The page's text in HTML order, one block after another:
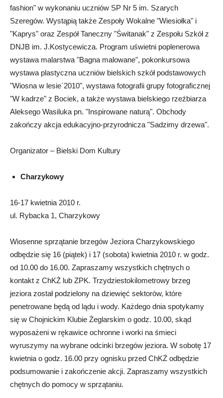
fashion" w wykonaniu uczniów SP Nr 5 im. Szarych
Szeregów. Wystąpią także Zespoły Wokalne "Wiesiołka" i
"Kaprys" oraz Zespół Taneczny "Świtanak" z Zespołu Szkół z
DNJB im. J.Kostycewicza. Program uświetni poplenerowa
wystawa malarstwa "Bagna malowane", pokonkursowa
wystawa plastyczna uczniów bielskich szkół podstawowych
"Wiosna w lesie`2010", wystawa fotografii grupy fotograficznej
"W kadrze" z Bociek, a także wystawa bielskiego rzeźbiarza
Aleksego Wasiluka pn. "Inspirowane naturą". Obchody
zakończy akcja edukacyjno-przyrodnicza "Sadzimy drzewa".
Organizator – Bielski Dom Kultury
Charzykowy
16-17 kwietnia 2010 r.
ul. Rybacka 1, Charzykowy
Wiosenne sprzątanie brzegów Jeziora Charzykowskiego
odbędzie się 16 (piątek) i 17 (sobota) kwietnia 2010 r. w godz.
od 10.00 do 16.00. Zapraszamy wszystkich chętnych o
kontakt z ChKŻ lub ZPK. Trzydziestokilometrowy brzeg
jeziora został podzielony na dziewięć sektorów, które
penetrowane będą od lądu i wody. Każdego dnia spotykamy
się w Chojnickim Klubie Żeglarskim o godz. 10.00, skąd
wyposażeni w rękawice ochronne i worki na śmieci
wyruszymy na wybrane odcinki brzegów jeziora. W sobotę 17
kwietnia o godz. 16.00 przy ognisku przed ChKŻ odbędzie
podsumowanie i zakończenie akcji. Zapraszamy wszystkich
chętnych do pomocy w sprzątaniu.